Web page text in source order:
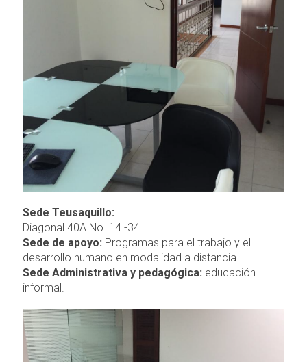
Sede Teusaquillo:
Diagonal 40A No. 14 -34
Sede de apoyo: Programas para el trabajo y el
desarrollo humano en modalidad a distancia
Sede Administrativa y pedagógica: educación
informal.